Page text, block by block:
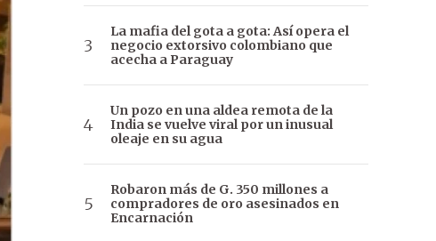
La mafia del gota a gota: Así opera el
negocio extorsivo colombiano que
acecha a Paraguay
Un pozo en una aldea remota de la
India se vuelve viral por un inusual
oleaje en su agua
Robaron más de G. 350 millones a
compradores de oro asesinados en
Encarnación